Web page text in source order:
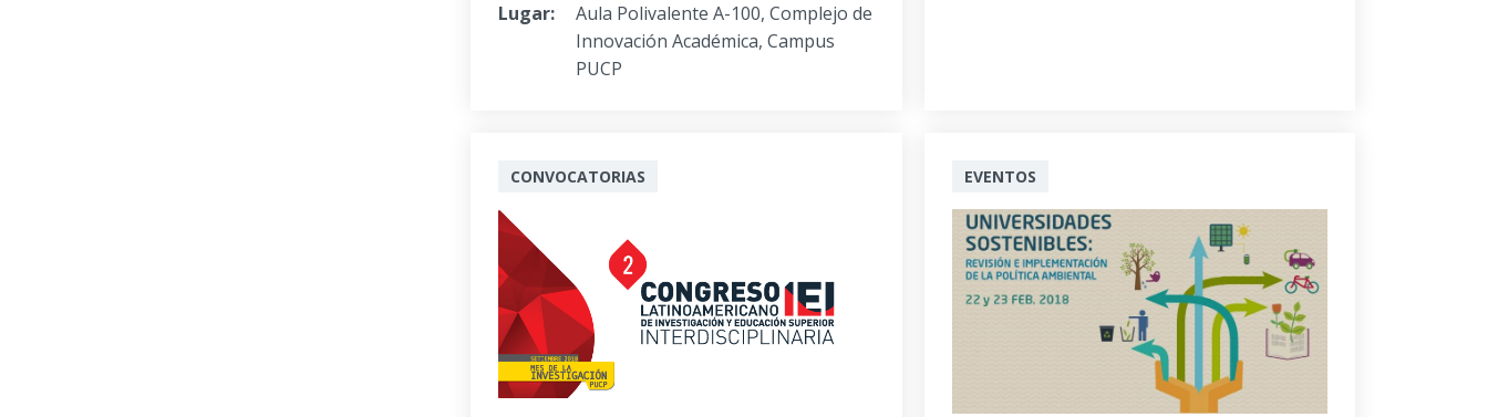
Lugar:
Aula Polivalente A-100, Complejo de
Innovación Académica, Campus
PUCP
CONVOCATORIAS EVENTOS